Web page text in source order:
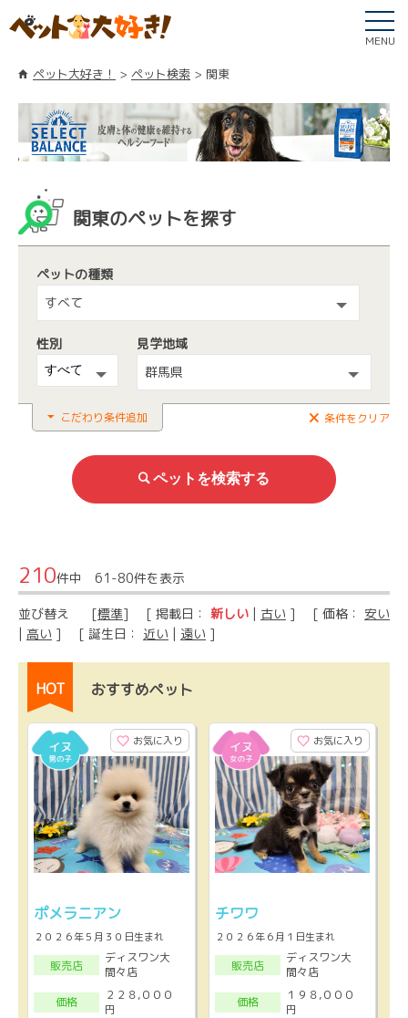
MENU
ペット大好き！ ペット検索 関東
関東のペットを探す
ペットの種類
すべて
性別
見学地域
群馬県
こだわり条件追加 条件をクリア
210件中 61-80件を表示
並び替え [標準] [ 掲載日： 新しい | 古い ] [ 価格： 安い
| 高い ] [ 誕生日： 近い | 遠い ]
HOT おすすめペット
お気に入り
ポメラニアン
２０２６年５月３０日生まれ
販売店
ディスワン大
間々店
価格
２２８,０００
円
お気に入り
チワワ
２０２６年６月１日生まれ
販売店
ディスワン大
間々店
価格
１９８,０００
円